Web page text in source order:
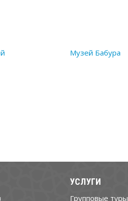
Музей Бабура
УСЛУГИ
Групповые туры